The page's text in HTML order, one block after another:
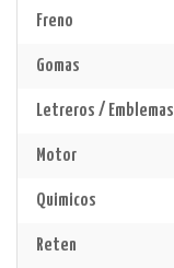
Freno
Gomas
Letreros / Emblemas
Motor
Quimicos
Reten